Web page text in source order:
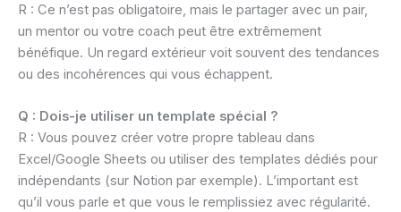
R : Ce n’est pas obligatoire, mais le partager avec un pair,
un mentor ou votre coach peut être extrêmement
bénéfique. Un regard extérieur voit souvent des tendances
ou des incohérences qui vous échappent.
Q : Dois-je utiliser un template spécial ?
R : Vous pouvez créer votre propre tableau dans
Excel/Google Sheets ou utiliser des templates dédiés pour
indépendants (sur Notion par exemple). L’important est
qu’il vous parle et que vous le remplissiez avec régularité.